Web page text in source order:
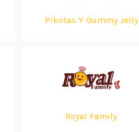
Pikotas Y Gummy Jelly
Royal Family